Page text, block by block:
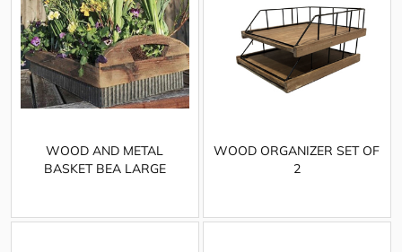
WOOD AND METAL
BASKET BEA LARGE
WOOD ORGANIZER SET OF
2